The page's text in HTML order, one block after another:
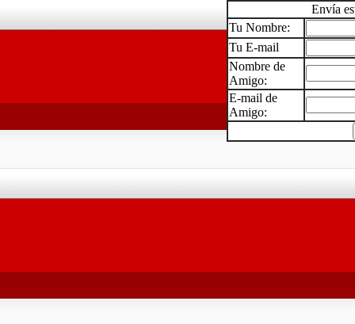
Envía
Tu Nombre:
Tu E-mail
Nombre de
Amigo:
E-mail de
Amigo: